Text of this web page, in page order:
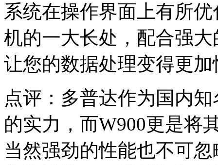
系统在操作界面上有所
机的一大长处，配合强
让您的数据处理变得更
点评：多普达作为国内
的实力，而W900更是将
当然强劲的性能也不可